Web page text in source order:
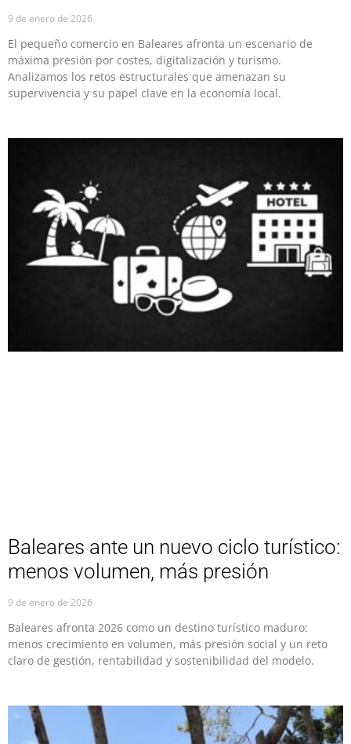
9 de enero de 2026
El pequeño comercio en Baleares afronta un escenario de
máxima presión por costes, digitalización y turismo.
Analizamos los retos estructurales que amenazan su
supervivencia y su papel clave en la economía local.
Baleares ante un nuevo ciclo turístico:
menos volumen, más presión
9 de enero de 2026
Baleares afronta 2026 como un destino turístico maduro:
menos crecimiento en volumen, más presión social y un reto
claro de gestión, rentabilidad y sostenibilidad del modelo.